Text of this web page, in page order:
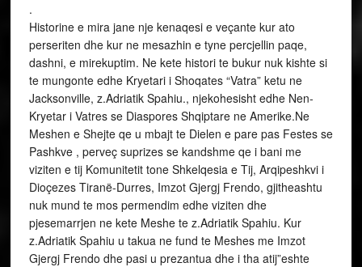
.
Historine e mira jane nje kenaqesi e veçante kur ato
perseriten dhe kur ne mesazhin e tyne percjellin paqe,
dashni, e mirekuptim. Ne kete histori te bukur nuk kishte si
te mungonte edhe Kryetari i Shoqates “Vatra” ketu ne
Jacksonville, z.Adriatik Spahiu., njekohesisht edhe Nen-
Kryetar i Vatres se Diaspores Shqiptare ne Amerike.Ne
Meshen e Shejte qe u mbajt te Dielen e pare pas Festes se
Pashkve , perveç suprizes se kandshme qe i bani me
viziten e tij Komunitetit tone Shkelqesia e Tij, Arqipeshkvi i
Dioçezes Tiranë-Durres, Imzot Gjergj Frendo, gjitheashtu
nuk mund te mos permendim edhe viziten dhe
pjesemarrjen ne kete Meshe te z.Adriatik Spahiu. Kur
z.Adriatik Spahiu u takua ne fund te Meshes me Imzot
Gjergj Frendo dhe pasi u prezantua dhe i tha atij”eshte